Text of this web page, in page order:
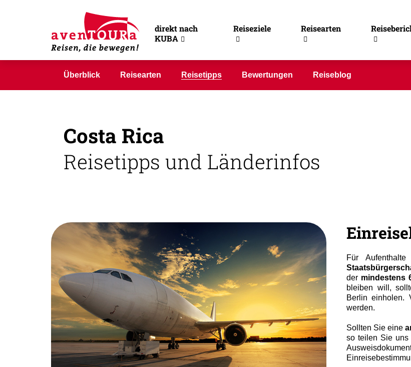
direkt nach
KUBA
Reiseziele Reisearten
Reisetipps Costa-Rica
Überblick Reisearten Reisetipps Bewertungen Reiseblog
Costa Rica
Reisetipps und Länderinfos
Für
der mindestens
bleiben will,
Berlin einholen.
werden.
Sollten Sie eine
so teilen Sie uns